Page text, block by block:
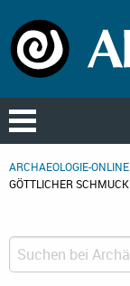
ARCHAEOLOGIE-
GÖTTLICHER